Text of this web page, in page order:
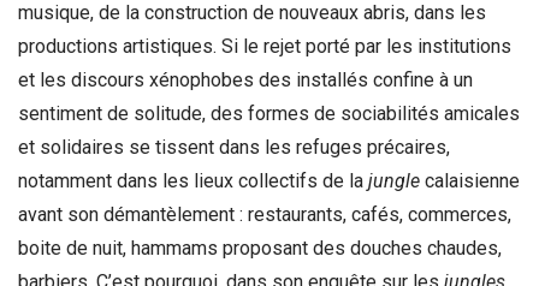
musique, de la construction de nouveaux abris, dans les
productions artistiques. Si le rejet porté par les institutions
et les discours xénophobes des installés confine à un
sentiment de solitude, des formes de sociabilités amicales
et solidaires se tissent dans les refuges précaires,
notamment dans les lieux collectifs de la jungle calaisienne
avant son démantèlement : restaurants, cafés, commerces,
boite de nuit, hammams proposant des douches chaudes,